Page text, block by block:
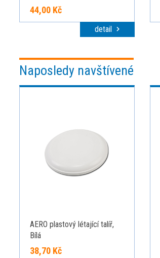
44,00 Kč
detail
Naposledy navštívené
AERO plastový létající talíř,
Bílá
38,70 Kč